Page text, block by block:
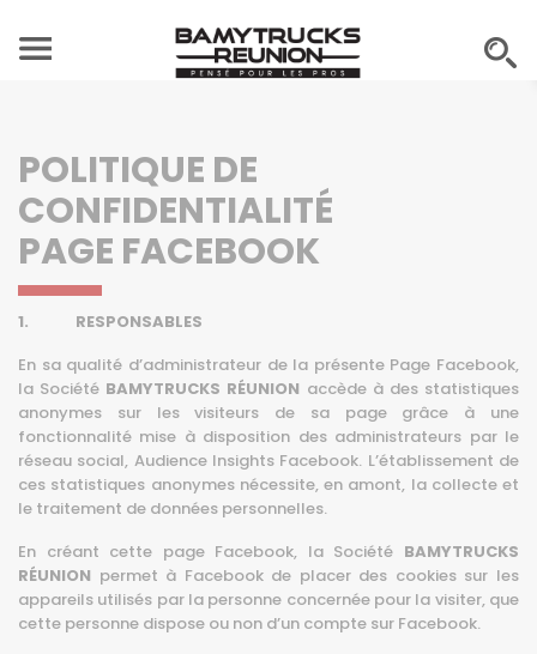
POLITIQUE DE
CONFIDENTIALITÉ
PAGE FACEBOOK
1. RESPONSABLES
En sa qualité d’administrateur de la présente Page Facebook,
la Société BAMYTRUCKS RÉUNION accède à des statistiques
anonymes sur les visiteurs de sa page grâce à une
fonctionnalité mise à disposition des administrateurs par le
réseau social, Audience Insights Facebook. L’établissement de
ces statistiques anonymes nécessite, en amont, la collecte et
le traitement de données personnelles.
En créant cette page Facebook, la Société BAMYTRUCKS
RÉUNION permet à Facebook de placer des cookies sur les
appareils utilisés par la personne concernée pour la visiter, que
cette personne dispose ou non d’un compte sur Facebook.